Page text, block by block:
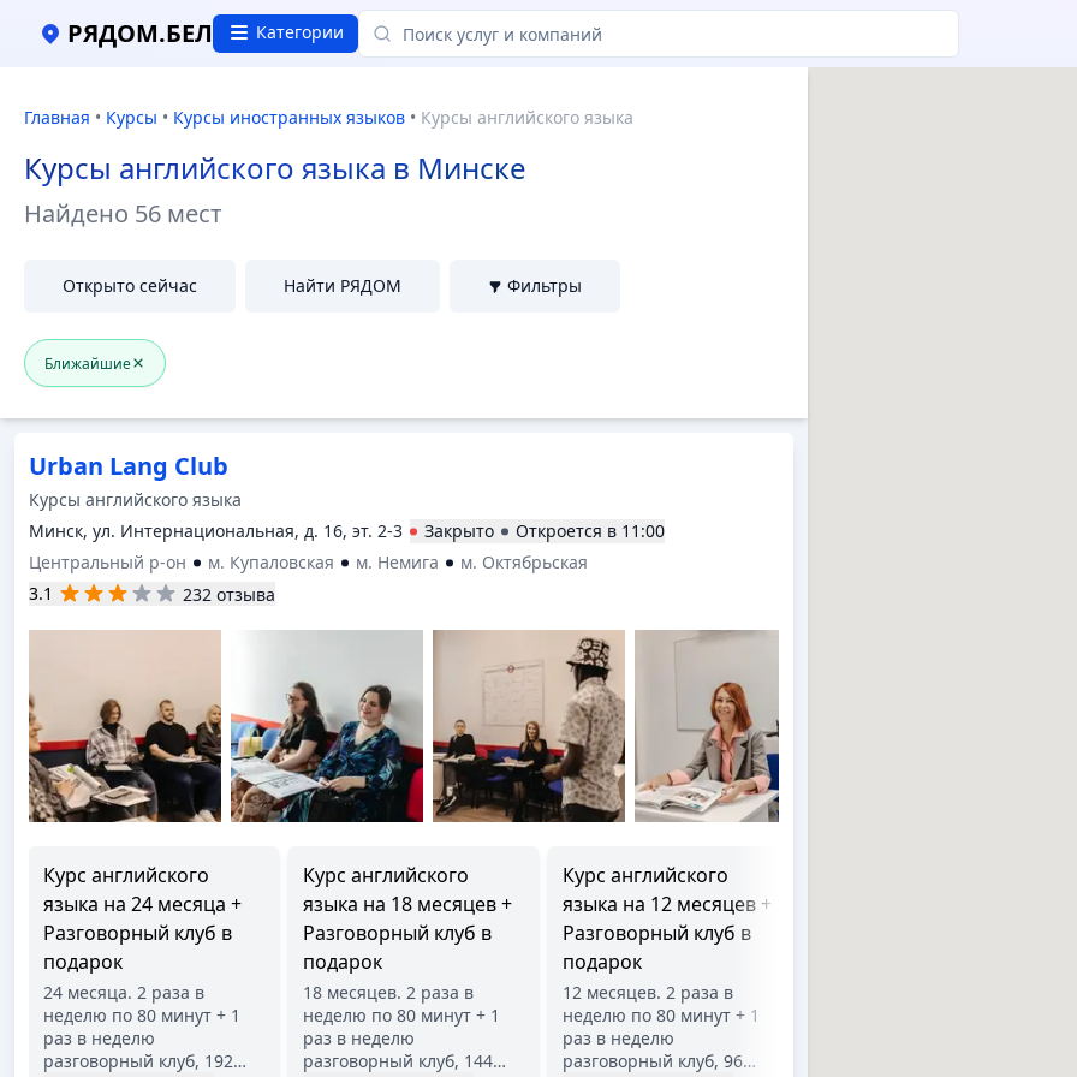
РЯДОМ.БЕЛ Категории
Главная • Курсы • Курсы иностранных языков • Курсы английского языка
Курсы английского языка в Минске
Найдено 56 мест
Открыто сейчас Найти РЯДОМ Фильтры
Ближайшие
Urban Lang Club
Курсы английского языка
Минск, ул. Интернациональная, д. 16, эт. 2-3
Закрыто Откроется в 11:00
Центральный р-он
м. Купаловская м. Немига
м. Октябрьская
3.1
232 отзыва
Курс английского
языка на 24 месяца +
Разговорный клуб в
подарок
24 месяца. 2 раза в
неделю по 80 минут + 1
раз в неделю
разговорный клуб, 192…
Курс английского
языка на 18 месяцев +
Разговорный клуб в
подарок
18 месяцев. 2 раза в
неделю по 80 минут + 1
раз в неделю
разговорный клуб, 144…
Курс английского
языка на 12 месяцев +
Разговорный клуб в
подарок
12 месяцев. 2 раза в
неделю по 80 минут + 1
раз в неделю
разговорный клуб, 96…
Курсы английского языка в Минске, Отзывы и цены